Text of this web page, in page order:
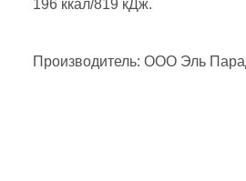
196 ккал/819 кДж.
Производитель: ООО Эль